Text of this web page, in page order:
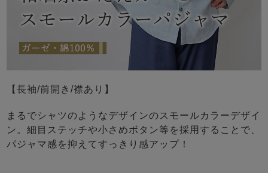
【長袖/前開き/襟あり】
まるでシャツのようなデザインのスモールカラーデザイ
ン。細目ステッチや小さめボタン等を採用することで、
パジャマ感を抑えてすっきり感アップ！